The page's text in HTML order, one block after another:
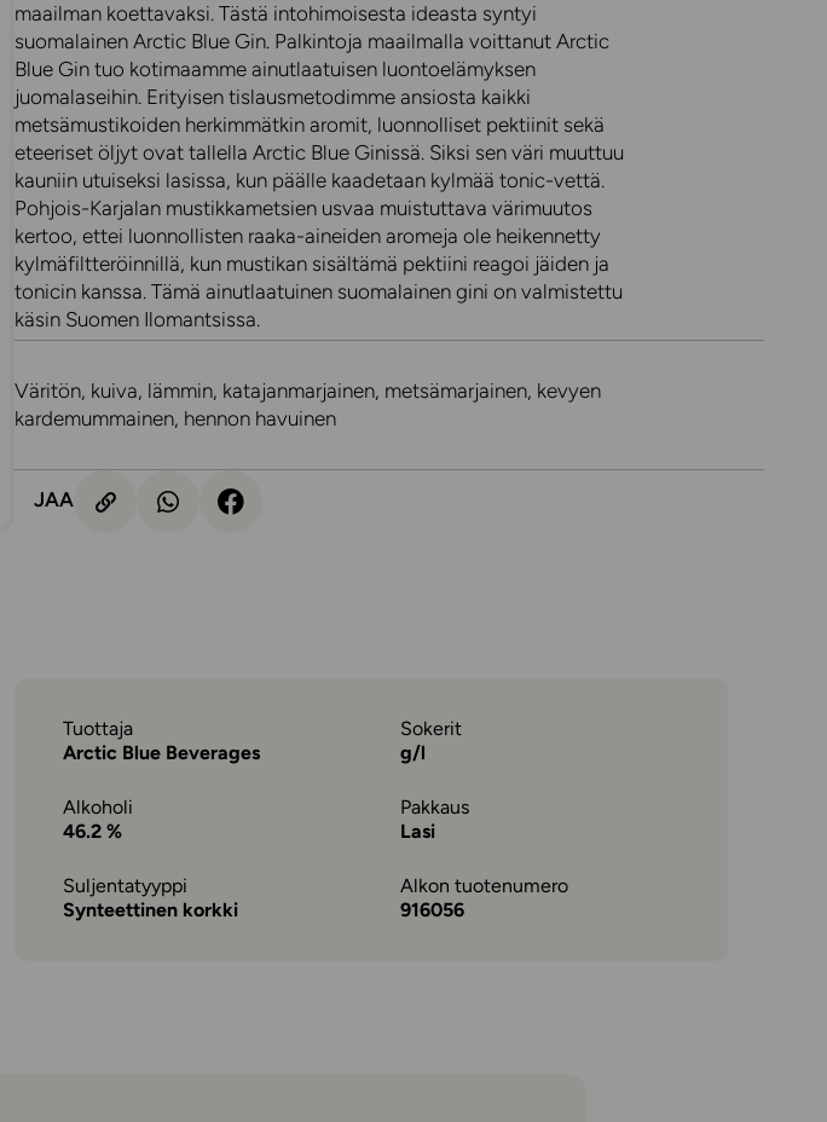
maailman koettavaksi. Tästä intohimoisesta ideasta syntyi
suomalainen Arctic Blue Gin. Palkintoja maailmalla voittanut Arctic
Blue Gin tuo kotimaamme ainutlaatuisen luontoelämyksen
juomalaseihin. Erityisen tislausmetodimme ansiosta kaikki
metsämustikoiden herkimmätkin aromit, luonnolliset pektiinit sekä
eteeriset öljyt ovat tallella Arctic Blue Ginissä. Siksi sen väri muuttuu
kauniin utuiseksi lasissa, kun päälle kaadetaan kylmää tonic-vettä.
Pohjois-Karjalan mustikkametsien usvaa muistuttava värimuutos
kertoo, ettei luonnollisten raaka-aineiden aromeja ole heikennetty
kylmäfiltteröinnillä, kun mustikan sisältämä pektiini reagoi jäiden ja
tonicin kanssa. Tämä ainutlaatuinen suomalainen gini on valmistettu
käsin Suomen Ilomantsissa.
Väritön, kuiva, lämmin, katajanmarjainen, metsämarjainen, kevyen
kardemummainen, hennon havuinen
JAA
Tuottaja
Arctic Blue Beverages
Sokerit
g/l
Alkoholi
46.2 %
Pakkaus
Lasi
Suljentatyyppi
Synteettinen korkki
Alkon tuotenumero
916056